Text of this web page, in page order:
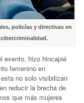
policías y directivas en
evento, hizo hincapié
femenino en
no solo visibilizan
reducir la brecha de
que más mujeres